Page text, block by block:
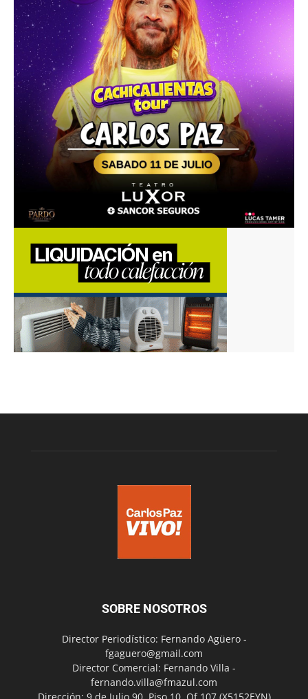
SOBRE NOSOTROS
Director Periodístico: Fernando Agüero -
fgaguero@gmail.com
Director Comercial: Fernando Villa -
fernando.villa@fmazul.com